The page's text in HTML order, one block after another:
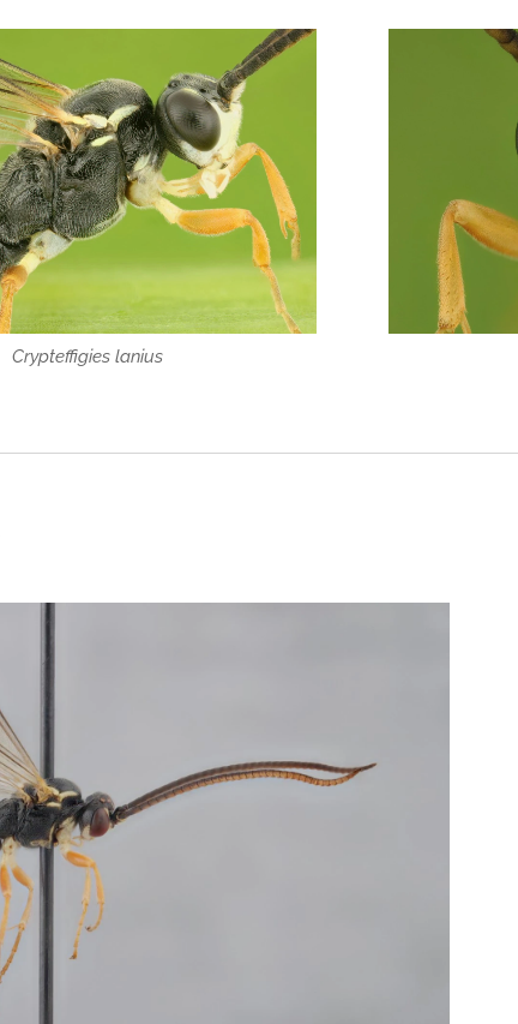
Crypteffigies lanius